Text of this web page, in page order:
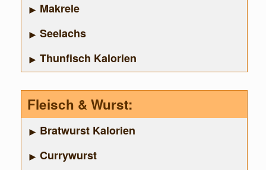
Makrele
Seelachs
Thunfisch Kalorien
Fleisch & Wurst:
Bratwurst Kalorien
Currywurst